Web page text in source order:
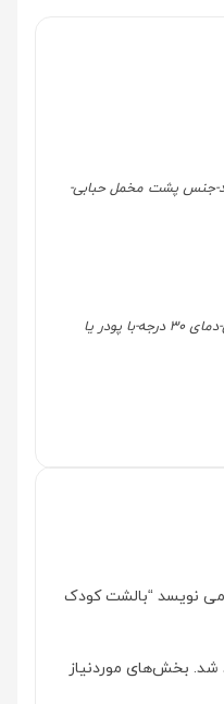
جنس پشت مخمل حبابی-
قابل شست و شو با دست و ماشین-دمای 30 درجه-با پودر یا
نویسد “بالشت کودک
شد. بخش‌های موردنیاز